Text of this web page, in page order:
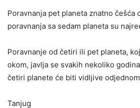
Poravnanja pet planeta znatno češća
poravnanja sa sedam planeta su
Poravnanje od četiri ili pet planeta,
okom, javlja se svakih nekoliko
četiri planete će biti vidljive
Tanjug